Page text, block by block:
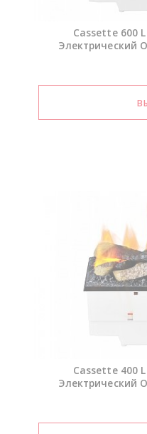
Cassette 600
Электрический
Cassette 400
Электрический